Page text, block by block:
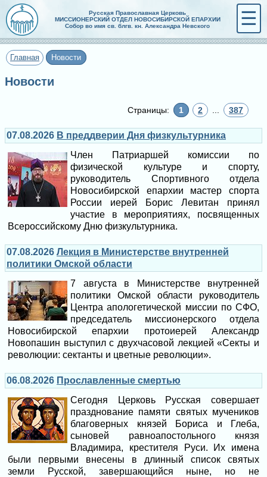
Русская Православная Церковь
МИССИОНЕРСКИЙ ОТДЕЛ НОВОСИБИРСКОЙ ЕПАРХИИ
Собор во имя св. блгв. кн. Александра Невского
☰
Главная Новости
Новости
Страницы: 1 2 387
07.08.2026 В преддверии Дня физкультурника
Член Патриаршей комиссии по
физической культуре и спорту,
руководитель Спортивного отдела
Новосибирской епархии мастер спорта
России иерей Борис Левитан принял
участие в мероприятиях, посвященных
Всероссийскому Дню физкультурника.
07.08.2026 Лекция в Министерстве внутренней
политики Омской области
7 августа в Министерстве внутренней
политики Омской области руководитель
Центра апологетической миссии по СФО,
председатель миссионерского отдела
Новосибирской епархии протоиерей Александр
Новопашин выступил с двухчасовой лекцией «Секты и
революции: сектанты и цветные революции».
06.08.2026 Прославленные смертью
Сегодня Церковь Русская совершает
празднование памяти святых мучеников
благоверных князей Бориса и Глеба,
сыновей равноапостольного князя
Владимира, крестителя Руси. Их имена
были первыми внесены в длинный список святых
земли Русской, завершающийся ныне, но не